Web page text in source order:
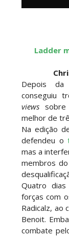
Ladder
Depois da
conseguiu
viewssobre
melhor de
Na edição
defendeu o
mas a
membros
Quatro
forças com
Radicalz, ao
Benoit.
combate